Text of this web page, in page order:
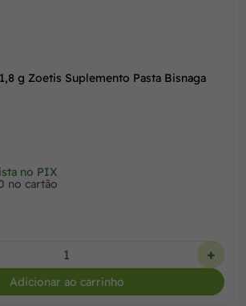
g Zoetis Suplemento Pasta Bisnaga
no PIX
no cartão
+
Adicionar ao carrinho